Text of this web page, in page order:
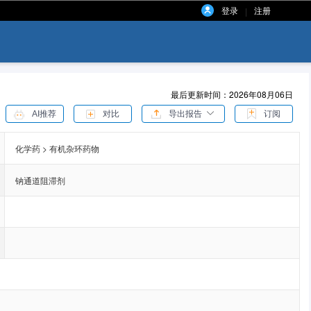
登录 | 注册
最后更新时间：2026年08月06日
AI推荐 对比 导出报告 订阅
化学药 > 有机杂环药物
钠通道阻滞剂